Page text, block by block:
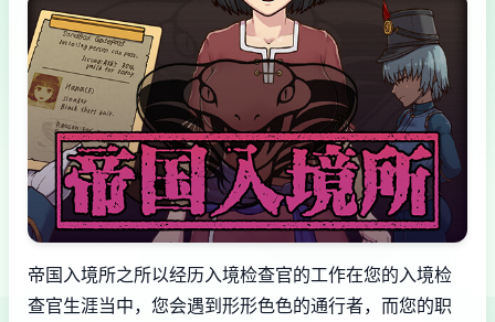
帝国入境所之所以经历入境检查官的工作在您的入境检
查官生涯当中，您会遇到形形色色的通行者，而您的职